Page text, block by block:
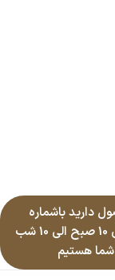
دارید باشماره
در ساعات کاری 10 صبح الی 10 شب
هستیم